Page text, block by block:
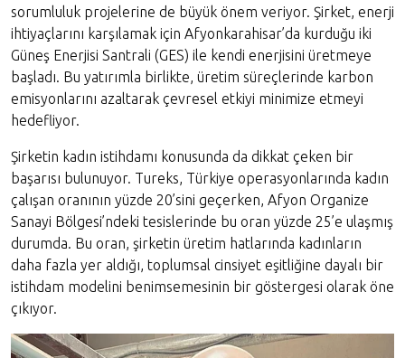
sorumluluk projelerine de büyük önem veriyor. Şirket, enerji
ihtiyaçlarını karşılamak için Afyonkarahisar’da kurduğu iki
Güneş Enerjisi Santrali (GES) ile kendi enerjisini üretmeye
başladı. Bu yatırımla birlikte, üretim süreçlerinde karbon
emisyonlarını azaltarak çevresel etkiyi minimize etmeyi
hedefliyor.
Şirketin kadın istihdamı konusunda da dikkat çeken bir
başarısı bulunuyor. Tureks, Türkiye operasyonlarında kadın
çalışan oranının yüzde 20’sini geçerken, Afyon Organize
Sanayi Bölgesi’ndeki tesislerinde bu oran yüzde 25’e ulaşmış
durumda. Bu oran, şirketin üretim hatlarında kadınların
daha fazla yer aldığı, toplumsal cinsiyet eşitliğine dayalı bir
istihdam modelini benimsemesinin bir göstergesi olarak öne
çıkıyor.